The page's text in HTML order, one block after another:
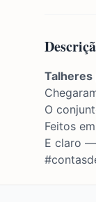
Talheres
O
Feitos em
E claro —